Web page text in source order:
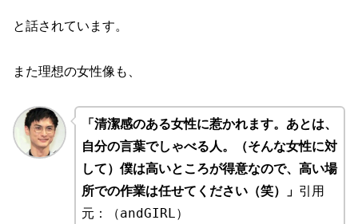
と話されています。
また理想の女性像も、
「清潔感のある女性に惹かれます。あとは、
自分の言葉でしゃべる人。（そんな女性に対
して）僕は高いところが得意なので、高い場
所での作業は任せてください（笑）」 引用
元：（andGIRL）